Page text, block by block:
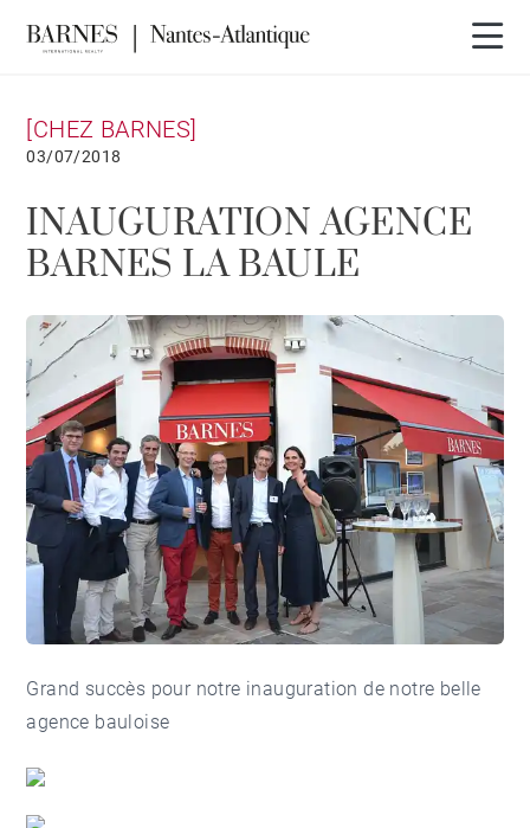
[CHEZ BARNES]
03/07/2018
INAUGURATION AGENCE
BARNES LA BAULE
Grand succès pour notre inauguration de notre belle
agence bauloise